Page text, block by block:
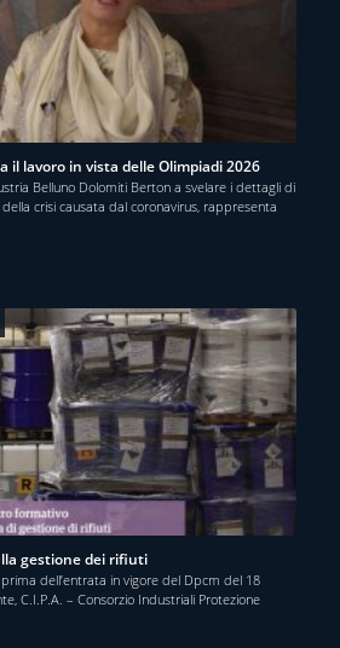
lavoro in vista delle Olimpiadi 2026
Belluno Dolomiti Berton a svelare i dettagli di
crisi causata dal coronavirus, rappresenta
gestione dei rifiuti
dell’entrata in vigore del Dpcm del 18
C.I.P.A. – Consorzio Industriali Protezione